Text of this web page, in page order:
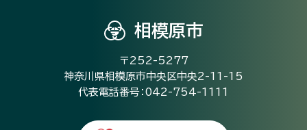
相模原市
〒252-5277
神奈川県相模原市中央区中央2-11-15
代表電話番号：042-754-1111